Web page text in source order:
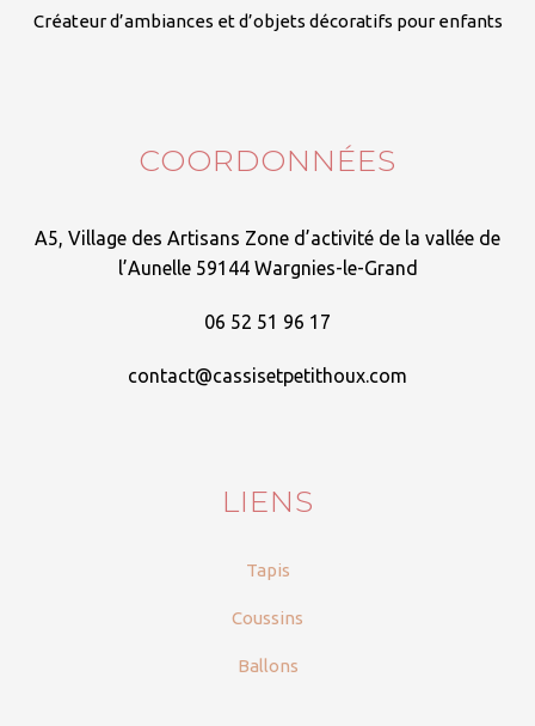
Créateur d’ambiances et d’objets décoratifs pour enfants
COORDONNÉES
A5, Village des Artisans Zone d’activité de la vallée de
l’Aunelle 59144 Wargnies-le-Grand
06 52 51 96 17
contact@cassisetpetithoux.com
LIENS
Tapis
Coussins
Ballons